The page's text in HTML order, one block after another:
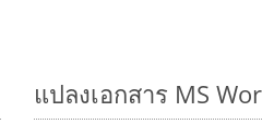
แปลงเอกสาร MS